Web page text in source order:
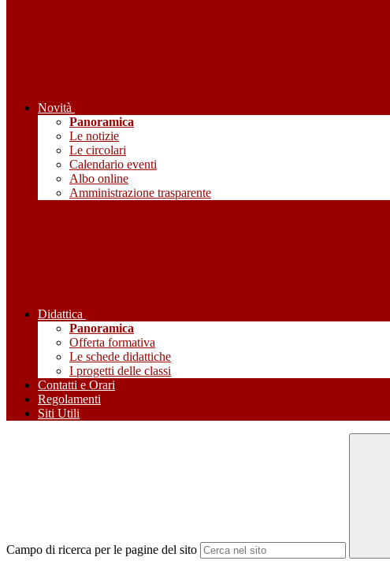
Novità
Panoramica
Le notizie
Le circolari
Calendario eventi
Albo online
Amministrazione trasparente
Didattica
Panoramica
Offerta formativa
Le schede didattiche
I progetti delle classi
Contatti e Orari
Regolamenti
Siti Utili
Campo di ricerca per le pagine del sito